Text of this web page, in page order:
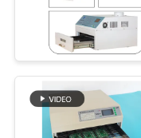
সাইটম্যাপ
গোপনীয়তাএসএমটি